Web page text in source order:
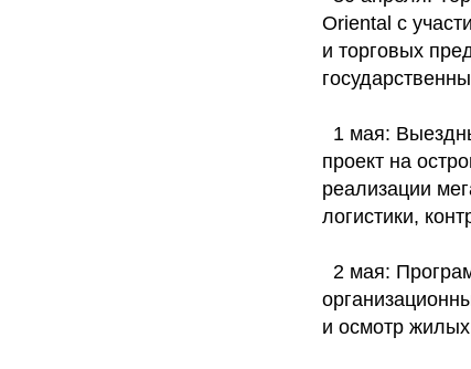
Oriental с
и торговых
1 мая:
проект на
реализации
логистики,
2 мая:
и осмотр